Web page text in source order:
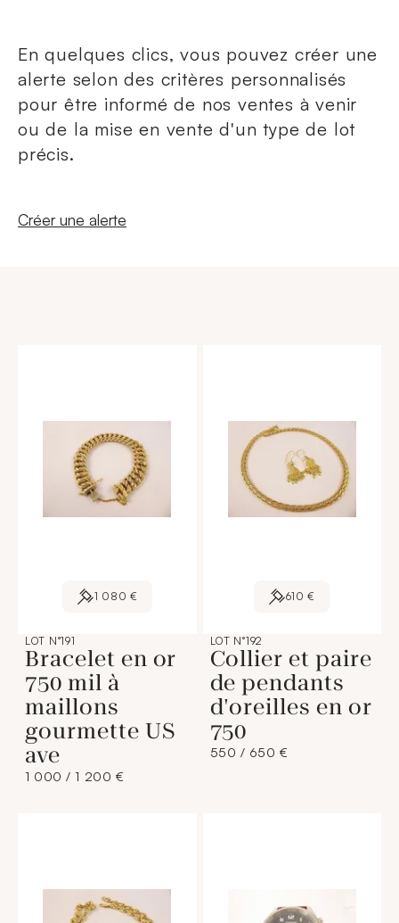
En quelques clics, vous pouvez créer une
alerte selon des critères personnalisés
pour être informé de nos ventes à venir
ou de la mise en vente d'un type de lot
précis.
Nouvelle fenêtre
Créer une alerte
1 080 €
LOT N°191
Bracelet en or
750 mil à
maillons
gourmette US
ave
1 000 / 1 200 €
610 €
LOT N°192
Collier et paire
de pendants
d'oreilles en or
750
550 / 650 €